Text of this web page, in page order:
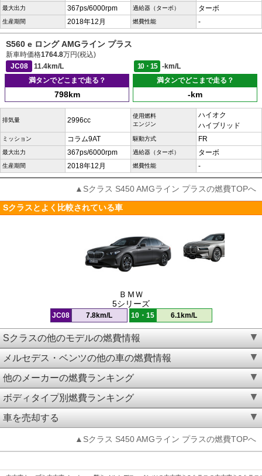
最大出力 367ps/6000rpm 過給器（ターボ） ターボ
生産期間 2018年12月 燃費性能 -
S560 e ロング AMGライン プラス
新車時価格1764.8万円(税込)
JC08
11.4km/L 10・15
-km/L
満タンでどこまで走る？
798km
満タンでどこまで走る？
-km
排気量 2996cc
使用燃料
エンジン
ハイオク
ハイブリッド
ミッション コラム9AT 駆動方式 FR
最大出力 367ps/6000rpm 過給器（ターボ） ターボ
生産期間 2018年12月 燃費性能 -
▲Sクラス S450 AMGライン プラスの燃費TOPへ
Sクラスとよく比較されている車
ＢＭＷ
5シリーズ
JC08 7.8km/L 10・15 6.1km/L
Sクラスの他のモデルの燃費情報
メルセデス・ベンツの他の車の燃費情報
他のメーカーの燃費ランキング
ボディタイプ別燃費ランキング
車を売却する
▲Sクラス S450 AMGライン プラスの燃費TOPへ